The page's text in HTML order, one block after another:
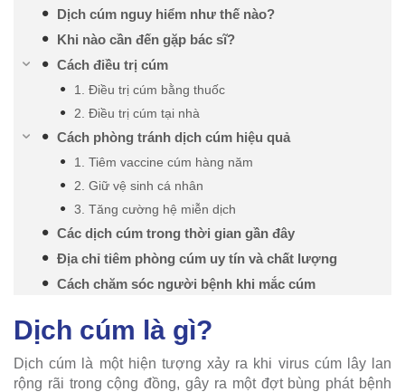
Dịch cúm nguy hiểm như thế nào?
Khi nào cần đến gặp bác sĩ?
Cách điều trị cúm
1. Điều trị cúm bằng thuốc
2. Điều trị cúm tại nhà
Cách phòng tránh dịch cúm hiệu quả
1. Tiêm vaccine cúm hàng năm
2. Giữ vệ sinh cá nhân
3. Tăng cường hệ miễn dịch
Các dịch cúm trong thời gian gần đây
Địa chỉ tiêm phòng cúm uy tín và chất lượng
Cách chăm sóc người bệnh khi mắc cúm
Dịch cúm là gì?
Dịch cúm là một hiện tượng xảy ra khi virus cúm lây lan
rộng rãi trong cộng đồng, gây ra một đợt bùng phát bệnh